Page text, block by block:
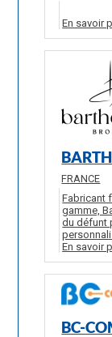
En savoir
FRANCE
Fabricant
gamme,
du défunt
En savoir
BC-